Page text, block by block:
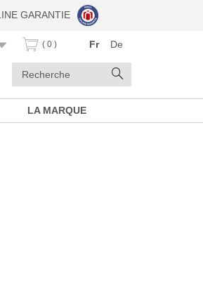
GARANTIE
Mots
( 0 ) Fr De
LA MARQUE